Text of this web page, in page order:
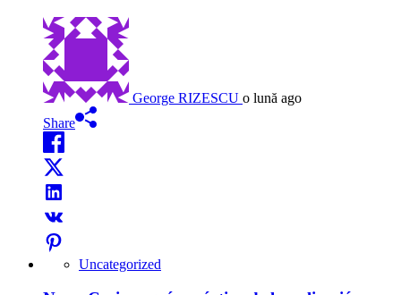
George RIZESCU o lună ago
Share
Uncategorized